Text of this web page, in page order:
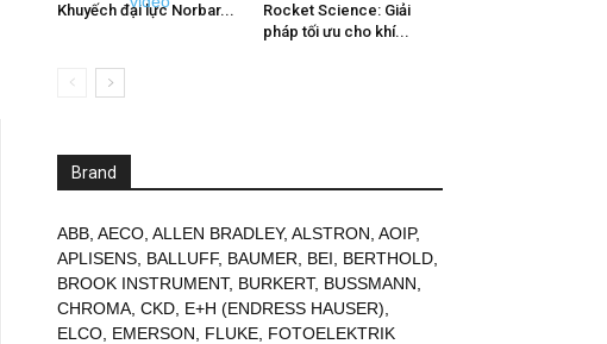
Khuyếch đại lực Norbar...
Rocket Science: Giải
pháp tối ưu cho khí...
Brand
ABB AECO ALLEN BRADLEY, ALSTRON AOIP,
APLISENS BALLUFF, BAUMER BEI BERTHOLD
BROOK INSTRUMENT, BURKERT, BUSSMANN
CHROMA CKD E+H (ENDRESS HAUSER)
ELCO EMERSON FLUKE FOTOELEKTRIK